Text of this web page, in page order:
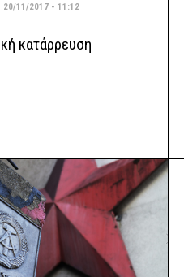
20/11/2017 - 11:12
κατάρρευση